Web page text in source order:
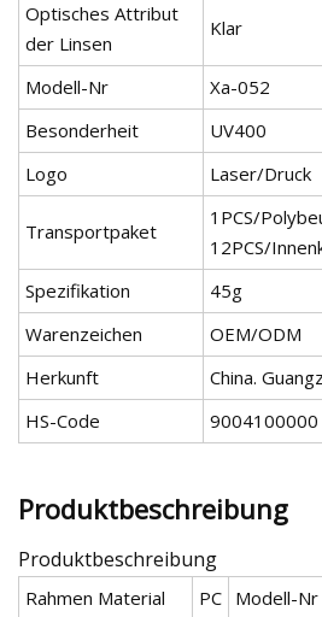
Optisches Attribut
der Linsen
Klar
Modell-Nr
Xa-052
Besonderheit
UV400
Logo
Laser/Druck
Transportpaket
1PCS/
12PCS/
Spezifikation
45g
Warenzeichen
OEM/ODM
Herkunft
China.
HS-Code
9004100000
Produktbeschreibung
Produktbeschreibung
Rahmen Material PC Modell-Nr